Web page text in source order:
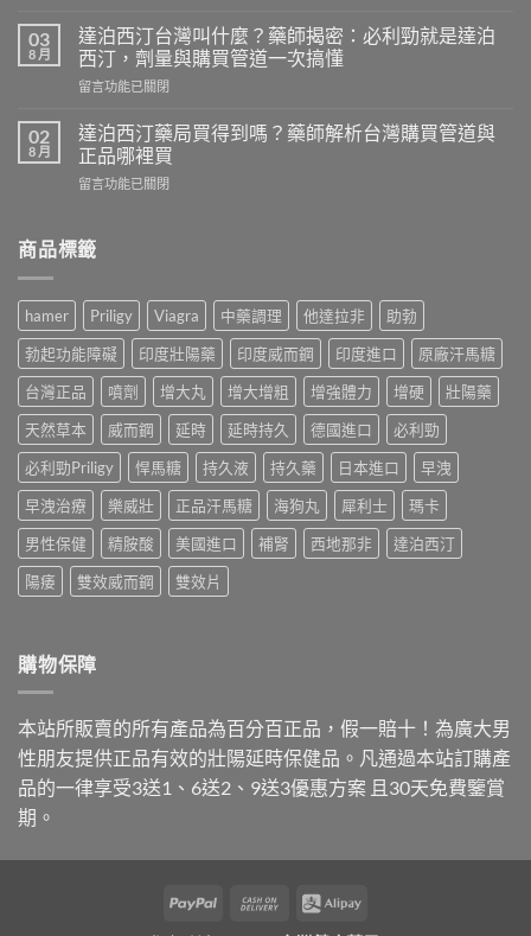
藥
師
親
測
較
威
鋼、
士、
與
雙
效
藥，
哪
種
最
適
合
你？〉
中
利
勁
價
格
少？
藥
師
公
情：
最
常
問
的
價
錢
與
購
買
管
道
一
次
講
中
03
8 月
達泊西汀台灣叫什麼？藥師揭密：必利勁就是達泊
西汀，劑量與購買管道一次搞懂
在
泊
西
汀
台
什
師
揭
密：
必
利
勁
就
是
達
泊
西
汀，
劑
量
與
道
搞
懂〉
中
留言功能已關閉
02
8 月
達泊西汀藥局買得到嗎？藥師解析台灣購買管道與
正品哪裡買
在
西
汀
局
得
到
嗎？
藥
師
解
析
台
灣
購
買
管
道
哪
中
留言功能已關閉
商品標籤
hamer Priligy Viagra 中藥調理 他達拉非
助勃
勃起功能障礙
印度壯陽藥 印度威而鋼 印度進口
原廠汗馬糖
台灣正品
噴劑 增大丸 增大增粗 增強體力 增硬
壯陽藥
天然草本
威而鋼 延時 延時持久 德國進口
必利勁
必利勁Priligy
悍馬糖 持久液 持久藥 日本進口
早洩
早洩治療
樂威壯 正品汗馬糖 海狗丸 犀利士
瑪卡
男性保健
精胺酸 美國進口 補腎 西地那非
達泊西汀
陽痿
雙效威而鋼 雙效片
購物保障
本站所販賣的所有產品為百分百正品，假一賠十！為廣大男
性朋友提供正品有效的壯陽延時保健品。凡通過本站訂購產
品的一律享受3送1、6送2、9送3優惠方案 且30天免費鑒賞
期。
PayPal
Cash
Alipay